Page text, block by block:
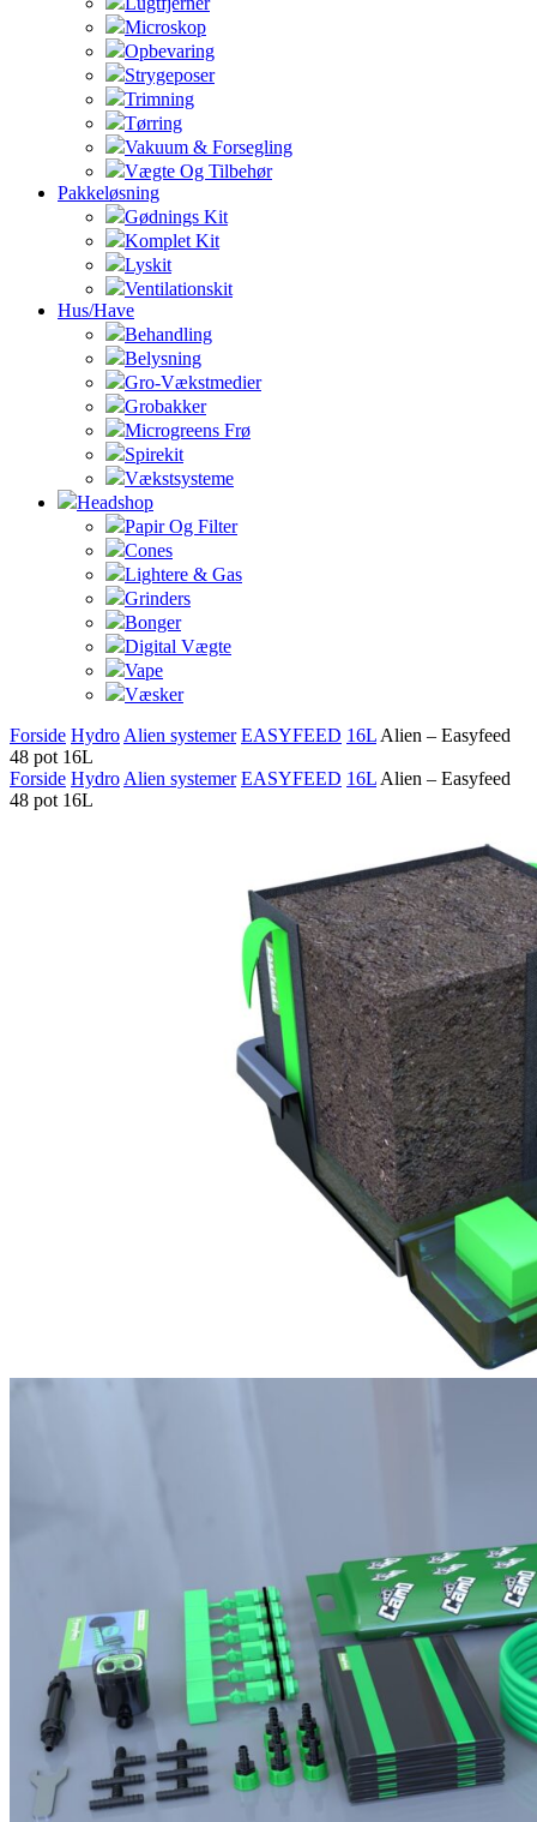
Microskop
Opbevaring
Strygeposer
Trimning
Tørring
Vakuum & Forsegling
Vægte Og Tilbehør
Pakkeløsning
Gødnings Kit
Komplet Kit
Lyskit
Ventilationskit
Hus/Have
Behandling
Belysning
Gro-Vækstmedier
Grobakker
Microgreens Frø
Spirekit
Vækstsysteme
Headshop
Papir Og Filter
Cones
Lightere & Gas
Grinders
Bonger
Digital Vægte
Vape
Væsker
Forside Hydro Alien systemer EASYFEED 16L Alien – Easyfeed
48 pot 16L
Forside Hydro Alien systemer EASYFEED 16L Alien – Easyfeed
48 pot 16L